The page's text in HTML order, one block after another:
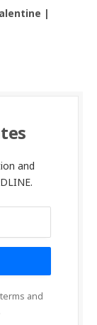
|
and
and